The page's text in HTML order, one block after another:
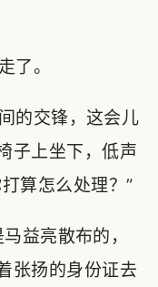
了。
的交锋，这会儿
子上坐下，低声
算怎么处理？”
益亮散布的，
张扬的身份证去